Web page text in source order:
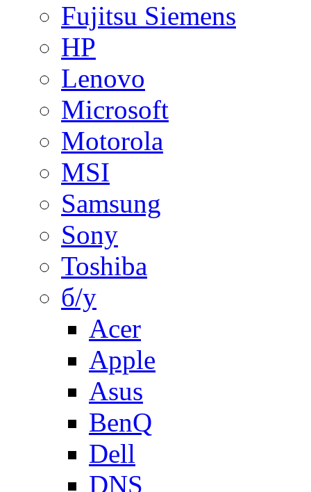
Fujitsu Siemens
HP
Lenovo
Microsoft
Motorola
MSI
Samsung
Sony
Toshiba
б/у
Acer
Apple
Asus
BenQ
Dell
DNS